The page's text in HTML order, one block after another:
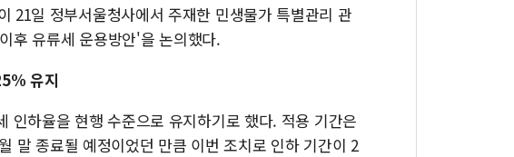
21일 정부서울청사에서 주재한 민생물가 특별관리 관
후 유류세 운용방안'을 논의했다.
유지
인하율을 현행 수준으로 유지하기로 했다. 적용 기간은
말 종료될 예정이었던 만큼 이번 조치로 인하 기간이 2